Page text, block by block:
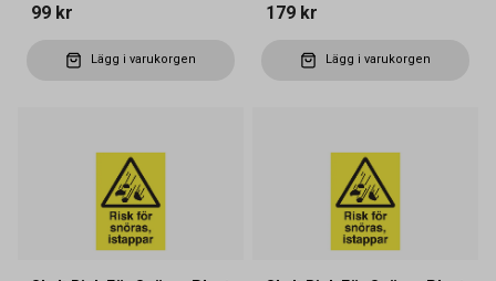
99 kr
Lägg i varukorgen
179 kr
Lägg i varukorgen